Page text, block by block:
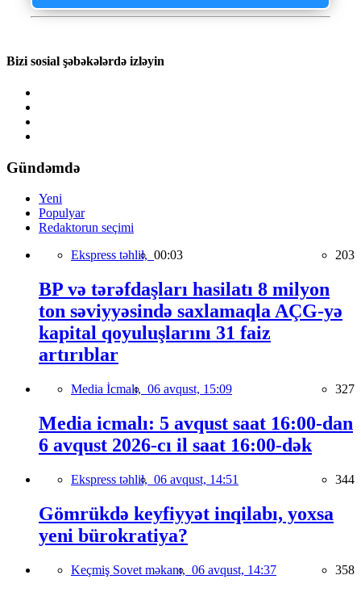
Bizi sosial şəbəkələrdə izləyin
Gündəmdə
Yeni
Populyar
Redaktorun seçimi
Ekspress təhlil, 00:03 203
BP və tərəfdaşları hasilatı 8 milyon
ton səviyyəsində saxlamaqla AÇG-yə
kapital qoyuluşlarını 31 faiz
artırıblar
Media İcmalı, 06 avqust, 15:09 327
Media icmalı: 5 avqust saat 16:00-dan
6 avqust 2026-cı il saat 16:00-dək
Ekspress təhlil, 06 avqust, 14:51 344
Gömrükdə keyfiyyət inqilabı, yoxsa
yeni bürokratiya?
Keçmiş Sovet məkanı, 06 avqust, 14:37 358